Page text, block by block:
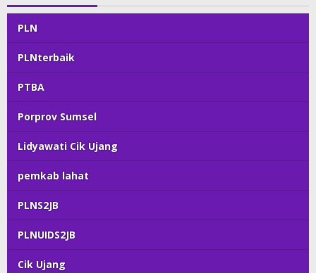
PLN
PLNterbaik
PTBA
Porprov Sumsel
Lidyawati Cik Ujang
pemkab lahat
PLNS2JB
PLNUIDS2JB
Cik Ujang